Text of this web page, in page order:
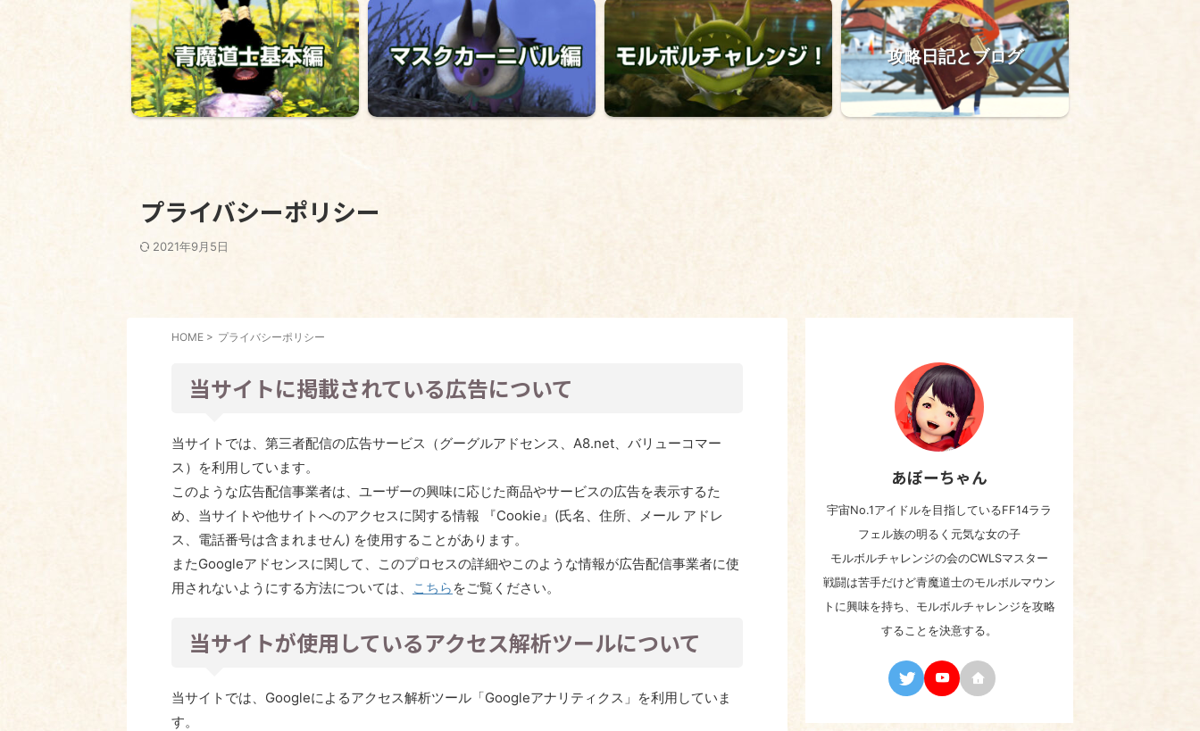
攻略日記とブログ
プライバシーポリシー
2021年9月5日
HOME > プライバシーポリシー
当サイトに掲載されている広告について
当サイトでは、第三者配信の広告サービス（グーグルアドセンス、A8.net、バリューコマー
ス）を利用しています。
このような広告配信事業者は、ユーザーの興味に応じた商品やサービスの広告を表示するた
め、当サイトや他サイトへのアクセスに関する情報 『Cookie』(氏名、住所、メール アドレ
ス、電話番号は含まれません) を使用することがあります。
またGoogleアドセンスに関して、このプロセスの詳細やこのような情報が広告配信事業者に使
用されないようにする方法については、
こちら をご覧ください。
当サイトが使用しているアクセス解析ツールについて
当サイトでは、Googleによるアクセス解析ツール「Googleアナリティクス」を利用していま
す。
あぽーちゃん
宇宙No.1アイドルを目指しているFF14ララ
フェル族の明るく元気な女の子
モルボルチャレンジの会のCWLSマスター
戦闘は苦手だけど青魔道士のモルボルマウン
トに興味を持ち、モルボルチャレンジを攻略
することを決意する。